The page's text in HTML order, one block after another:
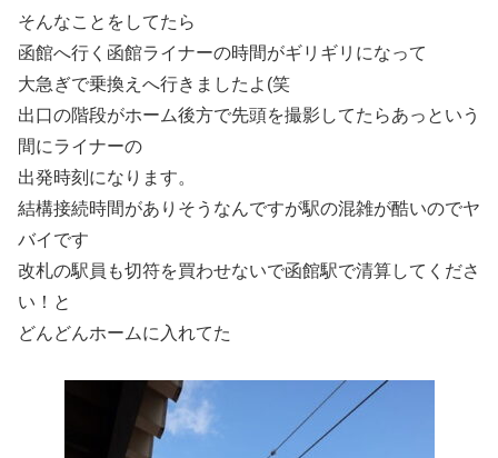
そんなことをしてたら
函館へ行く函館ライナーの時間がギリギリになって
大急ぎで乗換えへ行きましたよ(笑
出口の階段がホーム後方で先頭を撮影してたらあっという
間にライナーの
出発時刻になります。
結構接続時間がありそうなんですが駅の混雑が酷いのでヤ
バイです
改札の駅員も切符を買わせないで函館駅で清算してくださ
い！と
どんどんホームに入れてた